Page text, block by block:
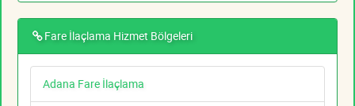
Fare İlaçlama Hizmet Bölgeleri
Adana Fare İlaçlama